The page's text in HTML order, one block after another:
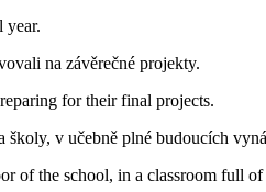
year.
na závěrečné projekty.
for their final projects.
školy, v učebně plné budoucích
of the school, in a classroom full